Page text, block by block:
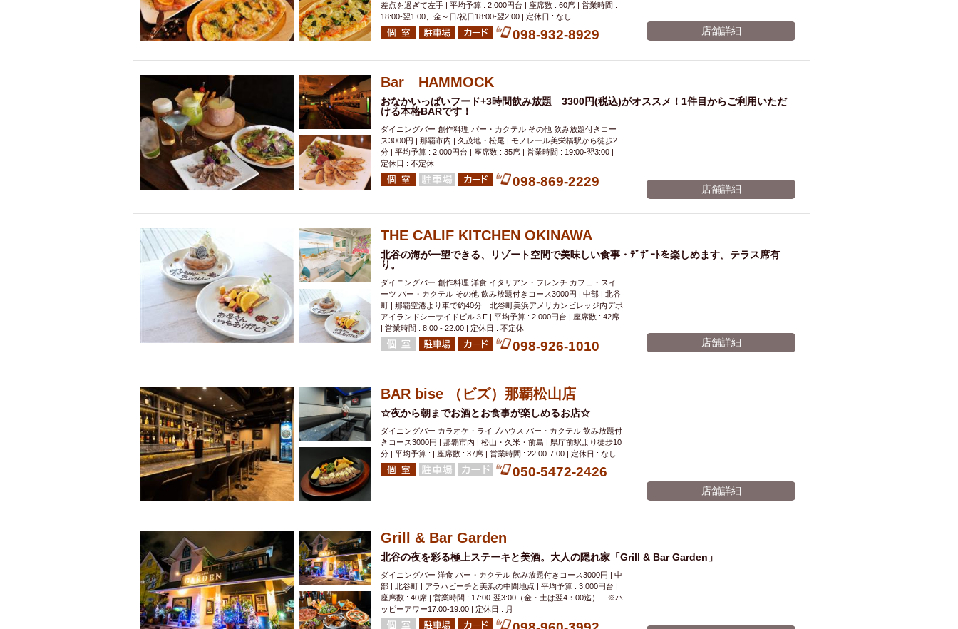
大部屋50名以上～
オリオン 海ぶどう パスタ 民謡・生演奏 気軽に一杯
ハッピーアワー
アグー豚 プレミアムモルツ 貝づくし 燻製料理
美栄橋駅周辺
キリン一番搾り
エビ カレー
アレルギー対応可能
牧志駅周辺
ダイエット中におススメ
沖縄そば 串揚げ バレンタイン
ソファー
激辛料理 石垣牛 アヒージョ アサヒ 割烹 女性専用トイレあり
ファーストフード
スペシャルディナー ホルモン(もつ) 炭火焼 ペイディ（給料日）
スクリーン
スペインバル・イタリアンバール 食べ放題 動物カフェ＆バー
カニ
カフェ ジビエ 安里駅周辺
古島駅周辺
餃子
キリン 分煙 少人数貸切(15名以下から) 島野菜 しゃぶしゃぶ パクチー 炉端焼き
ふぐ料理
焼肉 電気ブラン エビスビール ウェディング 58KACHA-SEA
サッポロ 昼宴会 イベリコ豚 山盛、メガ盛り つけ麺 日本そば 冬限定メニュー
おでん
市立病院前駅周辺
中華 お好み焼き・もんじゃ
綺麗orお洒落なトイレ
ランチバイキング フルーツハイボール 飲み比べセット 首里駅周辺
クラフトビール
鉄板焼き 幹事様特典 おばんざい チーズタッカルビ 奥武山公園駅周辺
壺川駅周辺
秋限定メニュー 春限定メニュー フレンチ 夏限定メニュー ENJOY LUNCH 特集
造形集団
シードル 那覇空港駅周辺 儀保駅周辺
差点を過ぎて左手 | 平均予算 : 2,000円台 | 座席数 : 60席 | 営業時間 :
18:00‐翌1:00、金～日/祝日18:00-翌2:00 | 定休日 : なし
098-932-8929 店舗詳細
Bar HAMMOCK
おなかいっぱいフード+3時間飲み放題 3300円(税込)がオススメ！1件目からご利用いただ
ける本格BARです！
ダイニングバー 創作料理 バー・カクテル その他 飲み放題付きコー
ス3000円 | 那覇市内 | 久茂地・松尾 | モノレール美栄橋駅から徒歩2
分 | 平均予算 : 2,000円台 | 座席数 : 35席 | 営業時間 : 19:00-翌3:00 |
定休日 : 不定休
098-869-2229 店舗詳細
THE CALIF KITCHEN OKINAWA
北谷の海が一望できる、リゾート空間で美味しい食事・ﾃﾞｻﾞｰﾄを楽しめます。テラス席有
り。
ダイニングバー 創作料理 洋食 イタリアン・フレンチ カフェ・スイ
ーツ バー・カクテル その他 飲み放題付きコース3000円 | 中部 | 北谷
町 | 那覇空港より車で約40分 北谷町美浜アメリカンビレッジ内デポ
アイランドシーサイドビル３F | 平均予算 : 2,000円台 | 座席数 : 42席
| 営業時間 : 8:00 - 22:00 | 定休日 : 不定休
098-926-1010 店舗詳細
BAR bise （ビズ）那覇松山店
☆夜から朝までお酒とお食事が楽しめるお店☆
ダイニングバー カラオケ・ライブハウス バー・カクテル 飲み放題付
きコース3000円 | 那覇市内 | 松山・久米・前島 | 県庁前駅より徒歩10
分 | 平均予算 : | 座席数 : 37席 | 営業時間 : 22:00-7:00 | 定休日 : なし
050-5472-2426
店舗詳細
Grill & Bar Garden
北谷の夜を彩る極上ステーキと美酒。大人の隠れ家「Grill & Bar Garden」
ダイニングバー 洋食 バー・カクテル 飲み放題付きコース3000円 | 中
部 | 北谷町 | アラハビーチと美浜の中間地点 | 平均予算 : 3,000円台 |
座席数 : 40席 | 営業時間 : 17:00-翌3:00（金・土は翌4：00迄） ※ハ
ッピーアワー17:00-19:00 | 定休日 : 月